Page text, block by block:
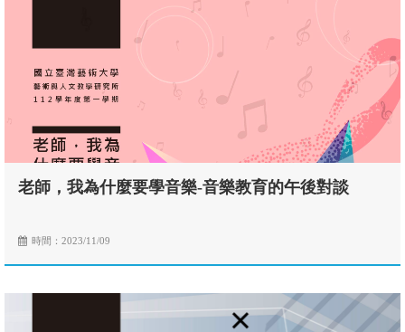
老師，我為什麼要學音樂-音樂教育的午後對談
時間：2023/11/09